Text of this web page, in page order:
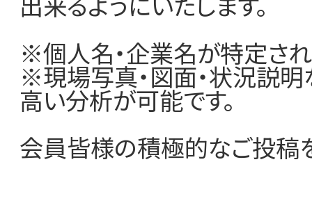
※個人名・企業名が特定さ
※現場写真・図面・状況説明
高い分析が可能です。
会員皆様の積極的なご投稿